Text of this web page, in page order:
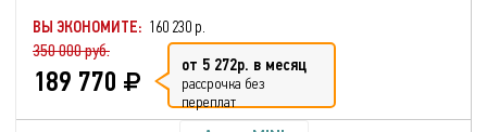
ВЫ ЭКОНОМИТЕ: 160 230 р.
350 000 руб.
189 770 от 5 272р. в месяц
рассрочка без
переплат